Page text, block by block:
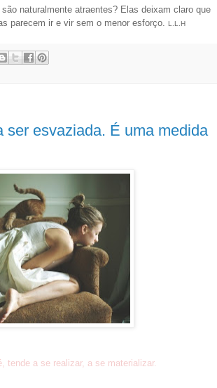
naturalmente atraentes? Elas deixam claro que
parecem ir e vir sem o menor esforço. L.L.H
ser esvaziada. É uma medida
tende a se realizar, a se materializar.